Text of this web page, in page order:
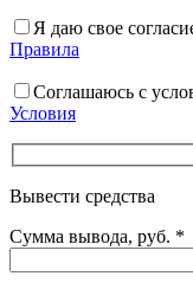
Я даю свое
Правила
Соглашаюсь с
Условия
Вывести средства
Сумма вывода, руб. *